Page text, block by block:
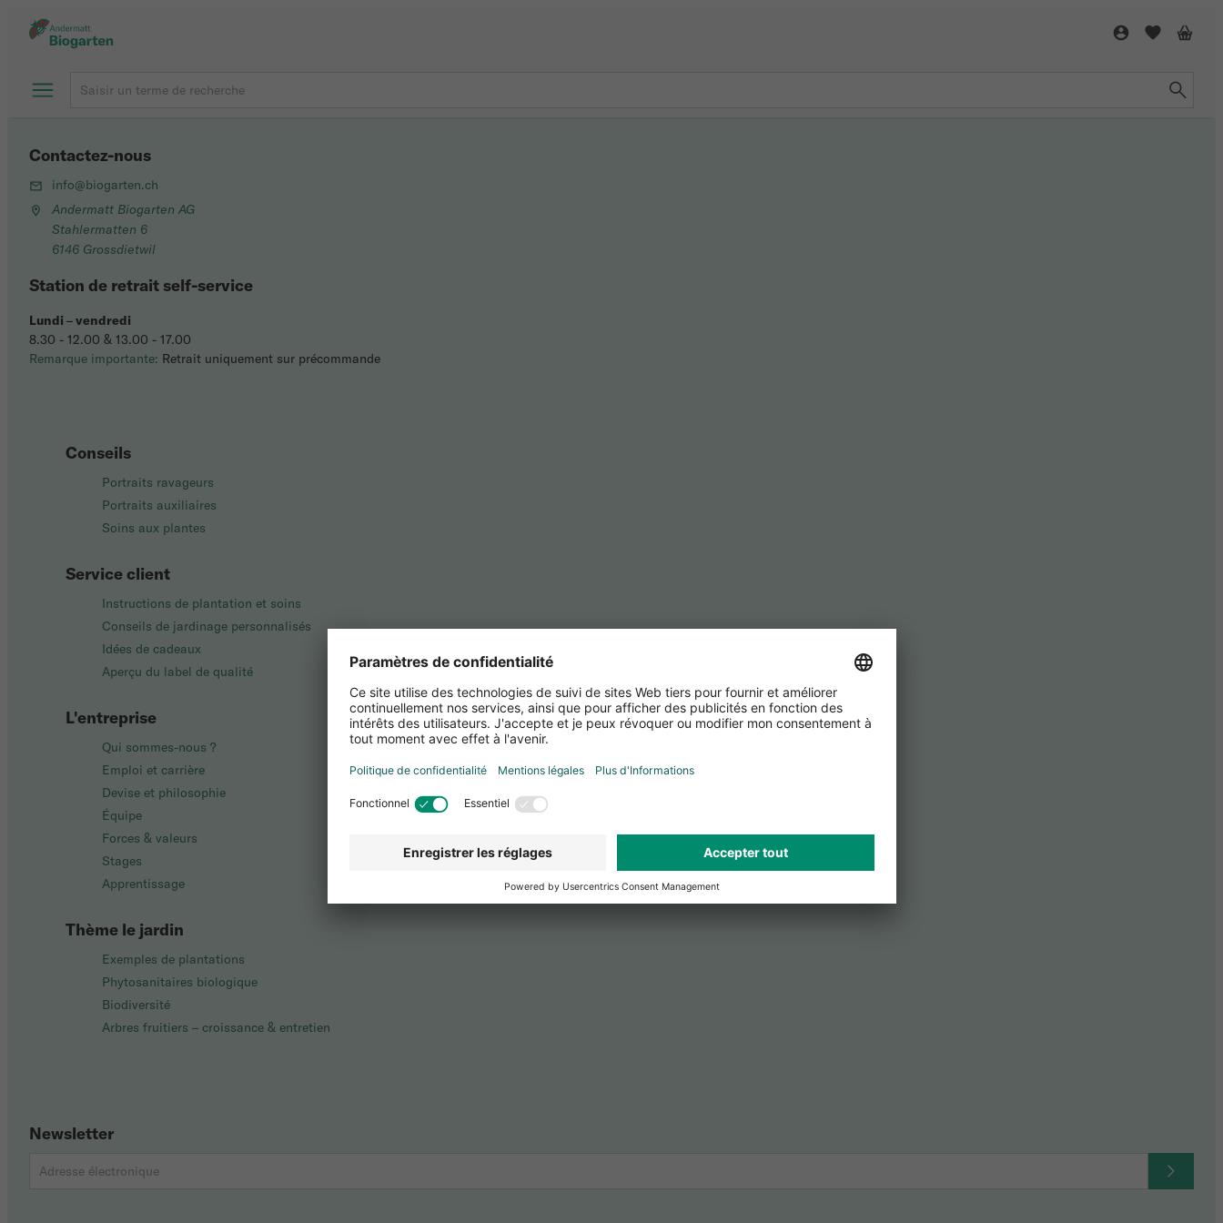
Conseils
Portraits ravageurs
Portraits auxiliaires
Soins aux plantes
Service client
Instructions de plantation et soins
Conseils de jardinage personnalisés
Idées de cadeaux
Aperçu du label de qualité
L'entreprise
Qui sommes-nous ?
Emploi et carrière
Devise et philosophie
Équipe
Forces & valeurs
Stages
Apprentissage
Thème le jardin
Exemples de plantations
Phytosanitaires biologique
Biodiversité
Arbres fruitiers – croissance & entretien
Newsletter
Contactez-nous
info@biogarten.ch
Andermatt Biogarten AG
Stahlermatten 6
6146 Grossdietwil
Station de retrait self-service
Lundi –vendredi
8.30 - 12.00 & 13.00 - 17.00
Remarque importante: Retrait uniquement sur précommande